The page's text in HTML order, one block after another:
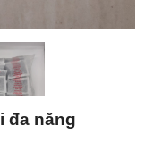
đa năng